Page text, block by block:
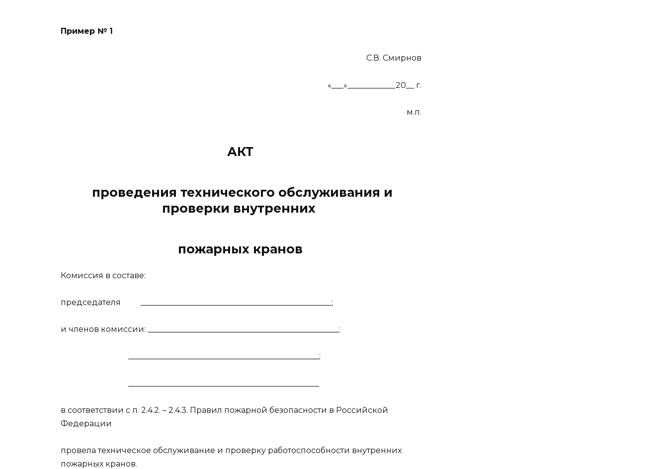
Пример № 1
С.В. Смирнов
«___»____________20__ г.
м.п.
АКТ
проведения технического обслуживания и
проверки внутренних
пожарных кранов
Комиссия в составе:
председателя ________________________________________________;
и членов комиссии: ________________________________________________;
________________________________________________;
в соответствии с п. 2.4.2. – 2.4.3. Правил пожарной безопасности в Российской
Федерации
провела техническое обслуживание и проверку работоспособности внутренних
пожарных кранов.